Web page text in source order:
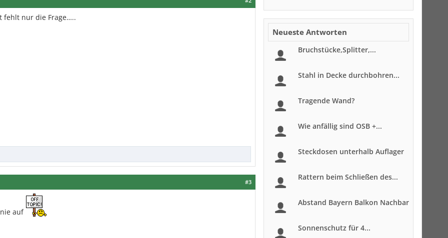
fehlt nur die Frage…..
#3
auf
Neueste Antworten
Bruchstücke,Splitter,...
Stahl in Decke durchbohren...
Tragende Wand?
Wie anfällig sind OSB +...
Steckdosen unterhalb Auflager
Rattern beim Schließen des...
Abstand Bayern Balkon Nachbar
Sonnenschutz für 4...